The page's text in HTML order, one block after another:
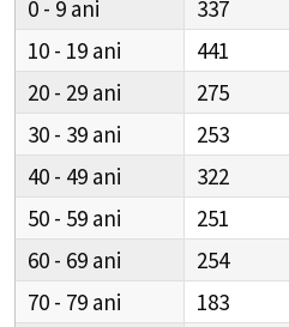
0 - 9 337
10 - 19
441
20 - 29
275
30 - 39
253
40 - 49
322
50 - 59
251
60 - 69
254
70 - 79
183